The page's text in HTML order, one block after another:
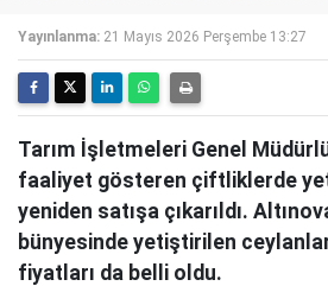
Yayınlanma: 21 Mayıs 2026 Perşembe 13:27
Tarım İşletmeleri Genel
faaliyet gösteren çiftliklerde
yeniden satışa çıkarıldı.
bünyesinde yetiştirilen
fiyatları da belli oldu.